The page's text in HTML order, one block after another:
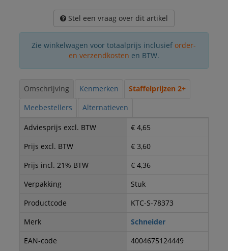
Stel een vraag over dit artikel
Zie winkelwagen voor totaalprijs inclusief order-
en verzendkosten en BTW.
Omschrijving Kenmerken
Staffelprijzen 2+
Meebestellers
Alternatieven
Adviesprijs excl. BTW
€ 4,65
Prijs excl. BTW
€ 3,60
Prijs incl. 21% BTW
€ 4,36
Verpakking
Stuk
Productcode
KTC-S-78373
Merk
Schneider
EAN-code
4004675124449